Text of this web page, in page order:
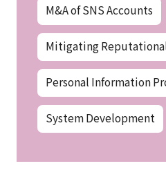
M&A of SNS Accounts
Mitigating
Personal Information
System Development